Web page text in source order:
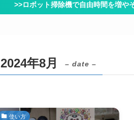
>>ロボット掃除機で自由時間を増や
2024年8月 – date –
使い方